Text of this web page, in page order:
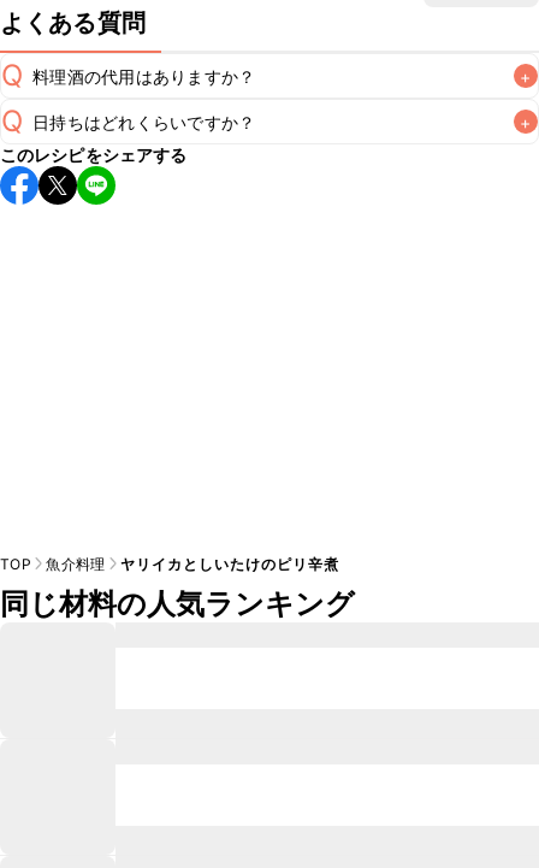
よくある質問
Q 料理酒の代用はありますか？ +
A
Q 日持ちはどれくらいですか？ +
保存期間は冷蔵で翌日中が目安です。なるべくお早めにお召
し上がりください。
このレシピをシェアする
TOP 魚介料理 ヤリイカとしいたけのピリ辛煮
同じ材料の人気ランキング